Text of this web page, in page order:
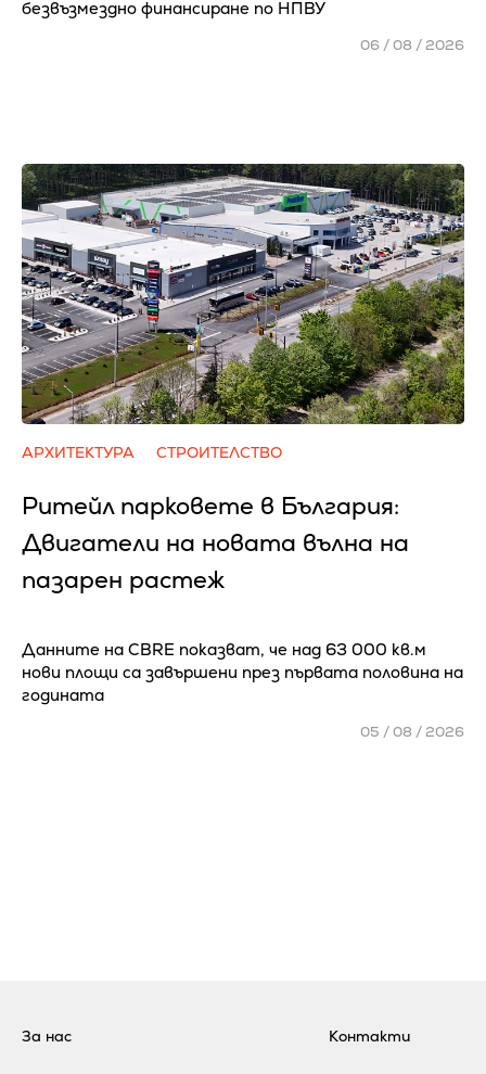
безвъзмездно финансиране по НПВУ
06 / 08 / 2026
АРХИТЕКТУРА СТРОИТЕЛСТВО
Ритейл парковете в България:
Двигатели на новата вълна на
пазарен растеж
Данните на CBRE показват, че над 63 000 кв.м
нови площи са завършени през първата половина на
годината
05 / 08 / 2026
За нас Контакти